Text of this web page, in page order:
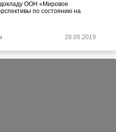
ООН «Мировое
по состоянию на
28.05.2019